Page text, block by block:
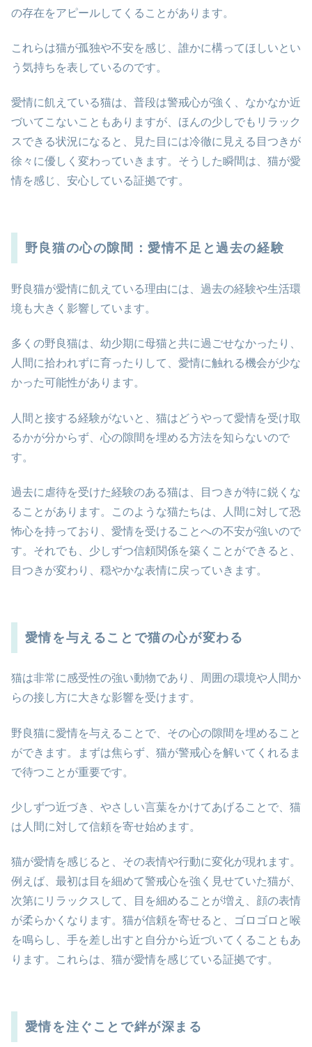
の存在をアピールしてくることがあります。
これらは猫が孤独や不安を感じ、誰かに構ってほしいとい
う気持ちを表しているのです。
愛情に飢えている猫は、普段は警戒心が強く、なかなか近
づいてこないこともありますが、ほんの少しでもリラック
スできる状況になると、見た目には冷徹に見える目つきが
徐々に優しく変わっていきます。そうした瞬間は、猫が愛
情を感じ、安心している証拠です。
野良猫の心の隙間：愛情不足と過去の経験
野良猫が愛情に飢えている理由には、過去の経験や生活環
境も大きく影響しています。
多くの野良猫は、幼少期に母猫と共に過ごせなかったり、
人間に拾われずに育ったりして、愛情に触れる機会が少な
かった可能性があります。
人間と接する経験がないと、猫はどうやって愛情を受け取
るかが分からず、心の隙間を埋める方法を知らないので
す。
過去に虐待を受けた経験のある猫は、目つきが特に鋭くな
ることがあります。このような猫たちは、人間に対して恐
怖心を持っており、愛情を受けることへの不安が強いので
す。それでも、少しずつ信頼関係を築くことができると、
目つきが変わり、穏やかな表情に戻っていきます。
愛情を与えることで猫の心が変わる
猫は非常に感受性の強い動物であり、周囲の環境や人間か
らの接し方に大きな影響を受けます。
野良猫に愛情を与えることで、その心の隙間を埋めること
ができます。まずは焦らず、猫が警戒心を解いてくれるま
で待つことが重要です。
少しずつ近づき、やさしい言葉をかけてあげることで、猫
は人間に対して信頼を寄せ始めます。
猫が愛情を感じると、その表情や行動に変化が現れます。
例えば、最初は目を細めて警戒心を強く見せていた猫が、
次第にリラックスして、目を細めることが増え、顔の表情
が柔らかくなります。猫が信頼を寄せると、ゴロゴロと喉
を鳴らし、手を差し出すと自分から近づいてくることもあ
ります。これらは、猫が愛情を感じている証拠です。
愛情を注ぐことで絆が深まる